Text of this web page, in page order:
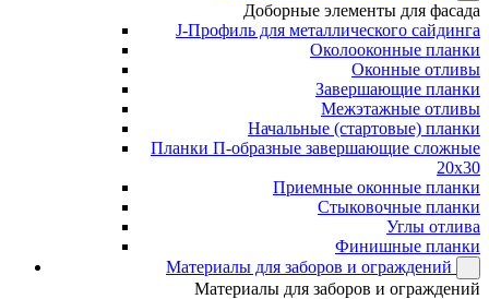
Доборные элементы для фасада
J-Профиль для металлического сайдинга
Околооконные планки
Оконные отливы
Завершающие планки
Межэтажные отливы
Начальные (стартовые) планки
Планки П-образные завершающие сложные
20x30
Приемные оконные планки
Стыковочные планки
Углы отлива
Финишные планки
Материалы для заборов и ограждений
Материалы для заборов и ограждений